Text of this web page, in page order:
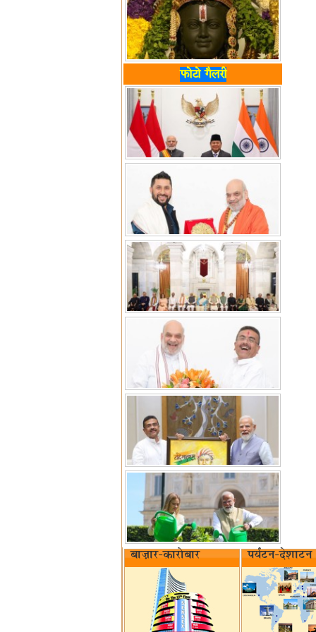
फोटो गैलरी
बाज़ार-कारोबार पर्यटन-देशाटन